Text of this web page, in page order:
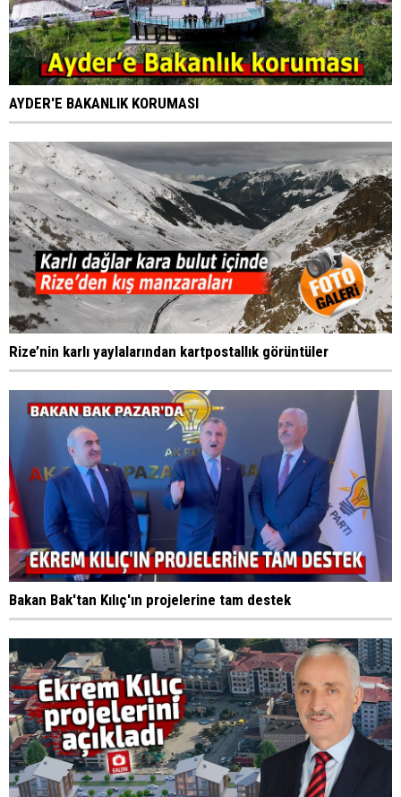
AYDER'E BAKANLIK KORUMASI
Rize’nin karlı yaylalarından kartpostallık görüntüler
Bakan Bak'tan Kılıç'ın projelerine tam destek